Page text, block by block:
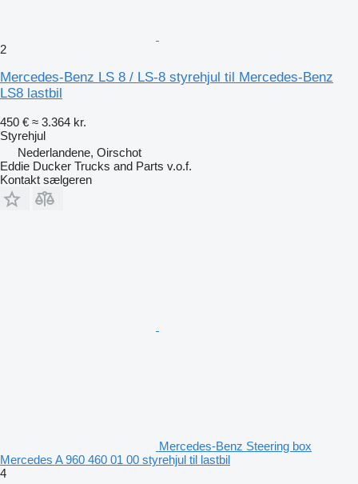
2
Mercedes-Benz LS 8 / LS-8 styrehjul til Mercedes-Benz
LS8 lastbil
450 € ≈ 3.364 kr.
Styrehjul
Nederlandene, Oirschot
Eddie Ducker Trucks and Parts v.o.f.
Kontakt sælgeren
Mercedes-Benz Steering box
Mercedes A 960 460 01 00 styrehjul til lastbil
4